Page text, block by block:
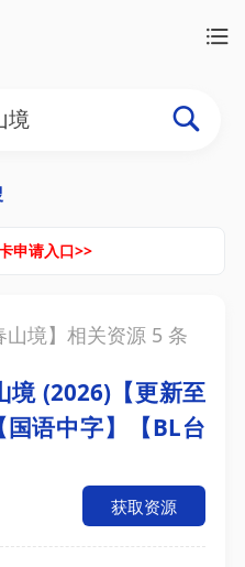
申请入口>>
山境】相关资源 5 条
境 (2026)【更新至
语中字】【BL台
获取资源